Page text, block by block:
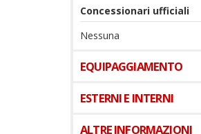
Concessionari ufficiali
Nessuna
EQUIPAGGIAMENTO
ESTERNI E INTERNI
ALTRE INFORMAZIONI